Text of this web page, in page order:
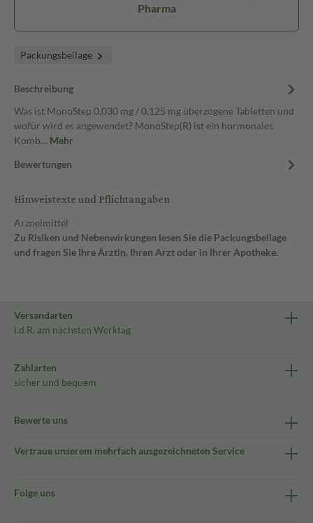
Pharma
Packungsbeilage
Beschreibung
Was ist MonoStep 0,030 mg / 0,125 mg überzogene Tabletten und
wofür wird es angewendet? MonoStep(R) ist ein hormonales
Komb… Mehr
Bewertungen
Hinweistexte und Pflichtangaben
Arzneimittel
Zu Risiken und Nebenwirkungen lesen Sie die Packungsbeilage
und fragen Sie Ihre Ärztin, Ihren Arzt oder in Ihrer Apotheke.
Versandarten
i.d.R. am nächsten Werktag
Zahlarten
sicher und bequem
Bewerte uns
Vertraue unserem mehrfach ausgezeichneten Service
Folge uns